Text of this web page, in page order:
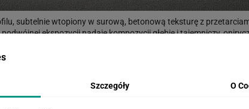
subtelnie wtopiony w surową, betonową teksturę z
ekspozycji nadaje kompozycji głębię i tajemniczy,
wprowadzi wyciszenie i intymny nastrój galerii sztuki, a w
skupienia bez wizualnego przesytu. Świetnie komponuje się z
materiale zapewnia głębię kolorów i nieodblaskowe
możesz zamówić próbkę w rozmiarze 50x50cm z
Szczegóły O